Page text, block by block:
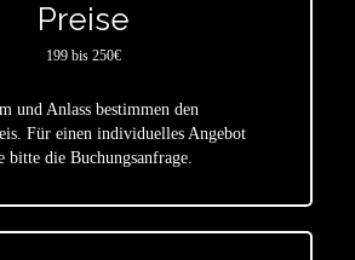
Preise
199 bis 250€
und Anlass bestimmen den
Für einen individuelles Angebot
bitte die Buchungsanfrage.